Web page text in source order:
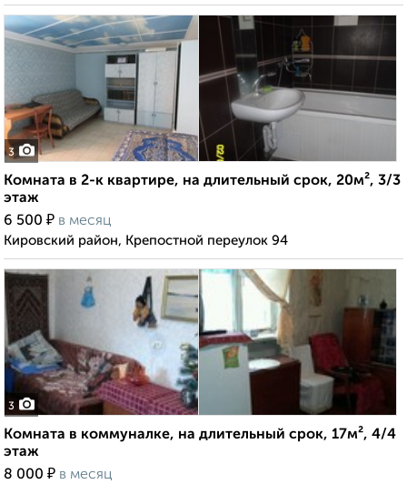
3
Комната в 2-к квартире, на длительный срок, 20м², 3/3
этаж
6 500 ₽ в месяц
Кировский район, Крепостной переулок 94
3
Комната в коммуналке, на длительный срок, 17м², 4/4
этаж
8 000 ₽ в месяц